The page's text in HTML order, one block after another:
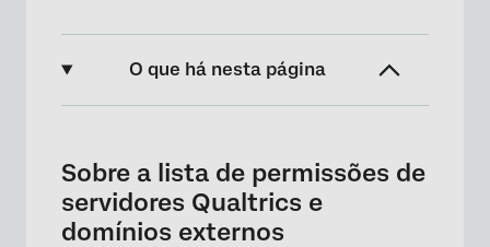
O que há nesta página
Permitir a listagem de servidores Qualtrics
Permitir a listagem de domínios externos
Sobre a lista de permissões de
servidores Qualtrics e
domínios externos